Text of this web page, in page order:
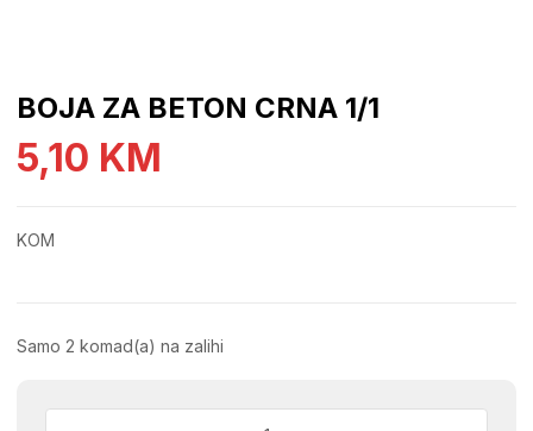
BOJA ZA BETON CRNA 1/1
5,10 KM
KOM
Samo 2 komad(a) na zalihi